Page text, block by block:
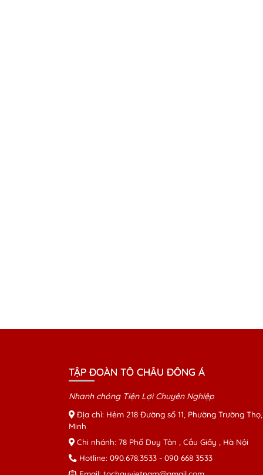
TẬP ĐOÀN TÔ CHÂU ĐÔNG Á
Nhanh chóng Tiện Lợi Chuyên Nghiệp
Địa chỉ: Hẻm 218 Đường số 11, Phường Trường
Minh
Chi nhánh: 78 Phố Duy Tân , Cầu Giấy , Hà Nội
Hotline: 090.678.3533 - 090 668 3533